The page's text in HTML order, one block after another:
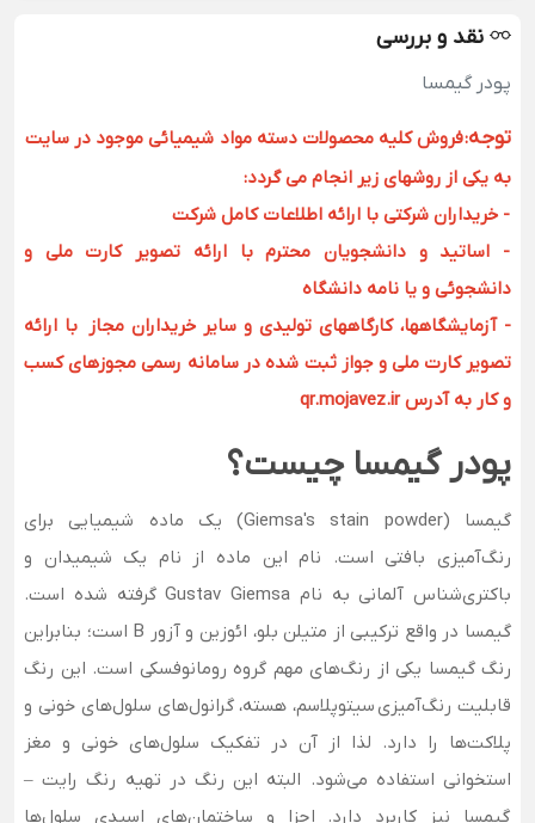
نقد و بررسی
پودر گیمسا
توجه:فروش کلیه محصولات دسته مواد شیمیائی موجود در سایت
به یکی از روشهای زیر انجام می گردد:
- خریداران شرکتی با ارائه اطلاعات کامل شرکت
- اساتید و دانشجویان محترم با ارائه تصویر کارت ملی و
دانشجوئی و یا نامه دانشگاه
- آزمایشگاهها، کارگاههای تولیدی و سایر خریداران مجاز با ارائه
تصویر کارت ملی و جواز ثبت شده در سامانه رسمی مجوزهای کسب
و کار به آدرس qr.mojavez.ir
پودر گیمسا چیست؟
گیمسا (Giemsa's stain powder) یک ماده شیمیایی برای
رنگ‌آمیزی بافتی است. نام این ماده از نام یک شیمیدان و
باکتری‌شناس آلمانی به نام Gustav Giemsa گرفته شده است.
گیمسا در واقع ترکیبی از متیلن بلو، ائوزین و آزور B است؛ بنابراین
رنگ گیمسا یکی از رنگ‌های مهم گروه رومانوفسکی است. این رنگ
قابلیت رنگ‌آمیزی سیتوپلاسم، هسته، گرانول‌های سلول‌های خونی و
پلاکت‌ها را دارد. لذا از آن در تفکیک سلول‌های خونی و مغز
استخوانی استفاده می‌شود. البته این رنگ در تهیه رنگ رایت –
گیمسا نیز کاربرد دارد. اجزا و ساختمان‌های اسیدی سلول‌ها